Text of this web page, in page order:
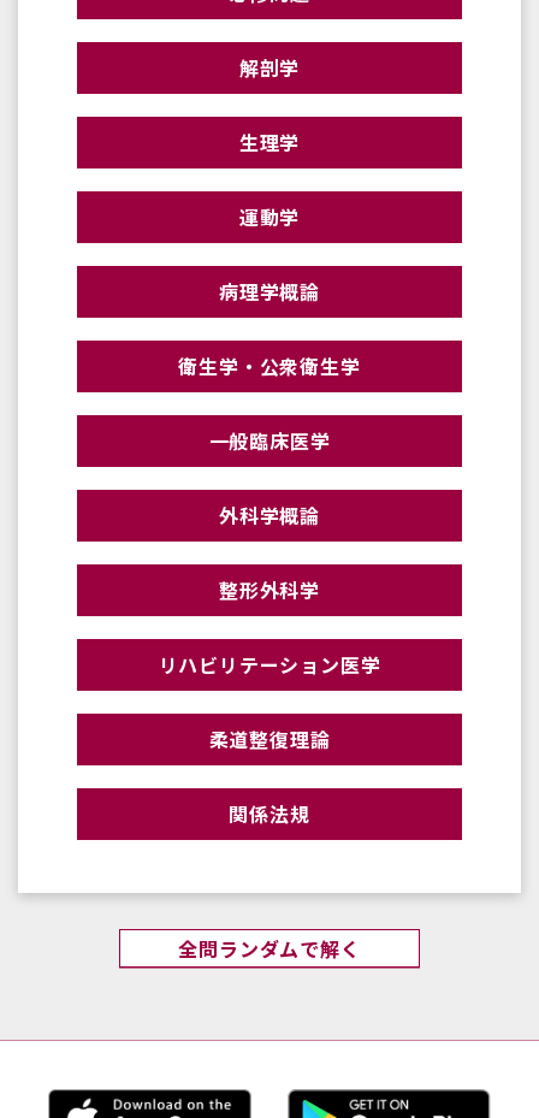
解剖学
生理学
運動学
病理学概論
衛生学・公衆衛生学
一般臨床医学
外科学概論
整形外科学
リハビリテーション医学
柔道整復理論
関係法規
全問ランダムで解く